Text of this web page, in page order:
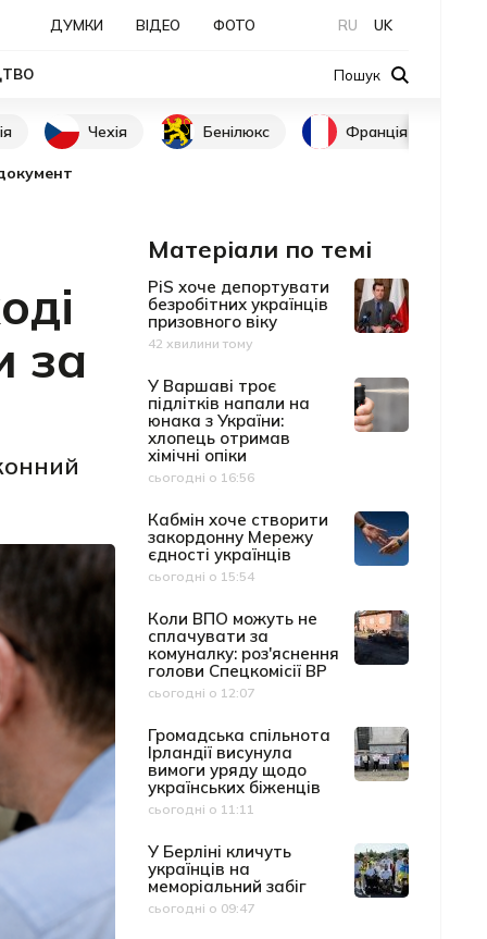
ДУМКИ ВІДЕО ФОТО RU UK
Пошук
Чехія Бенілюкс Франція
за
Матеріали по темі
PiS хоче депортувати
безробітних українців
призовного віку
Дата публікації
42 хвилини тому
У Варшаві троє
підлітків напали на
юнака з України:
хлопець отримав
хімічні опіки
Дата публікації
сьогодні о 16:56
Кабмін хоче створити
закордонну Мережу
єдності українців
Дата публікації
сьогодні о 15:54
Коли ВПО можуть не
сплачувати за
комуналку: роз'яснення
голови Спецкомісії ВР
Дата публікації
сьогодні о 12:07
Громадська спільнота
Ірландії висунула
вимоги уряду щодо
українських біженців
Дата публікації
сьогодні о 11:11
У Берліні кличуть
українців на
меморіальний забіг
Дата публікації
сьогодні о 09:47